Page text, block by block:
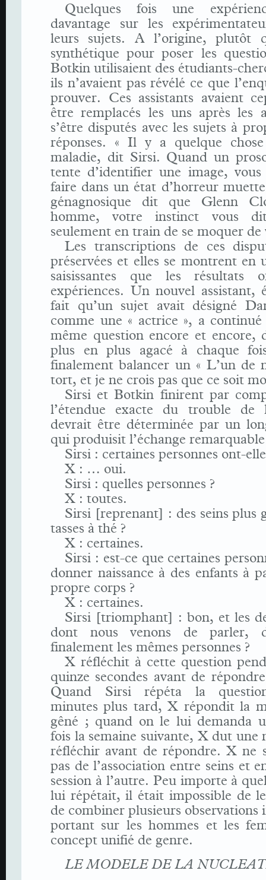
Quelques fois une
davantage sur les
leurs sujets. A l’origine, plutôt
synthétique pour poser les
Botkin utilisaient des étudiants-
ils n’avaient pas révélé ce que
prouver. Ces assistants avaient
être remplacés les uns après les
s’être disputés avec les sujets à
réponses. « Il y a quelque
maladie, dit Sirsi. Quand un
tente d’identifier une image, vous
faire dans un état d’horreur
génagnosique dit que Glenn
homme, votre instinct vous
seulement en train de se moquer de
Les transcriptions de ces
préservées et elles se montrent en
saisissantes que les résultats
expériences. Un nouvel assistant,
fait qu’un sujet avait désigné
comme une « actrice », a
même question encore et encore,
plus en plus agacé à chaque
finalement balancer un « L’un de
tort, et je ne crois pas que ce soit
Sirsi et Botkin finirent par
l’étendue exacte du trouble de
devrait être déterminée par un
qui produisit l’échange
Sirsi : certaines personnes ont-
X : … oui.
Sirsi : quelles personnes ?
X : toutes.
Sirsi [reprenant] : des seins plus
tasses à thé ?
X : certaines.
Sirsi : est-ce que certaines
donner naissance à des enfants à
propre corps ?
X : certaines.
Sirsi [triomphant] : bon, et les
dont nous venons de parler,
finalement les mêmes personnes ?
X réfléchit à cette question
quinze secondes avant de
Quand Sirsi répéta la
minutes plus tard, X répondit la
gêné ; quand on le lui demanda
fois la semaine suivante, X dut une
réfléchir avant de répondre. X ne
pas de l’association entre seins et
session à l’autre. Peu importe à
lui répétait, il était impossible de
de combiner plusieurs observations
portant sur les hommes et les
concept unifié de genre.
LE MODELE DE LA